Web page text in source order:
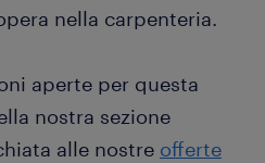
nella carpenteria.
aperte per questa
nostra sezione
alle nostre offerte